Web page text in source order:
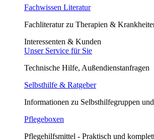
Fachwissen Literatur
Fachliteratur zu Therapien &
Interessenten & Kunden
Unser Service für Sie
Technische Hilfe, Außendienstanfragen
Selbsthilfe & Ratgeber
Informationen zu Selbsthilfegruppen
Pflegeboxen
Pflegehilfsmittel - Praktisch und